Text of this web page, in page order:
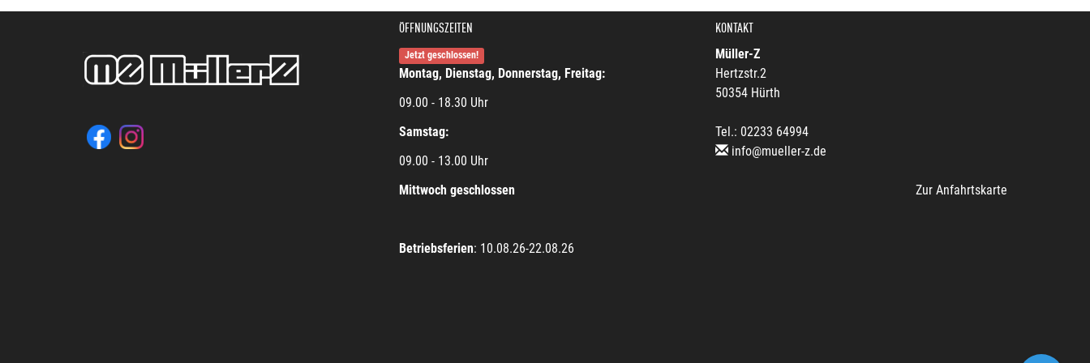
ÖFFNUNGSZEITEN
Jetzt geschlossen!
Montag, Dienstag, Donnerstag, Freitag:
09.00 - 18.30 Uhr
Samstag:
09.00 - 13.00 Uhr
Mittwoch geschlossen
Betriebsferien: 10.08.26-22.08.26
KONTAKT
Müller-Z
Hertzstr.2
50354 Hürth
Tel.: 02233 64994
info@mueller-z.de
Zur Anfahrtskarte